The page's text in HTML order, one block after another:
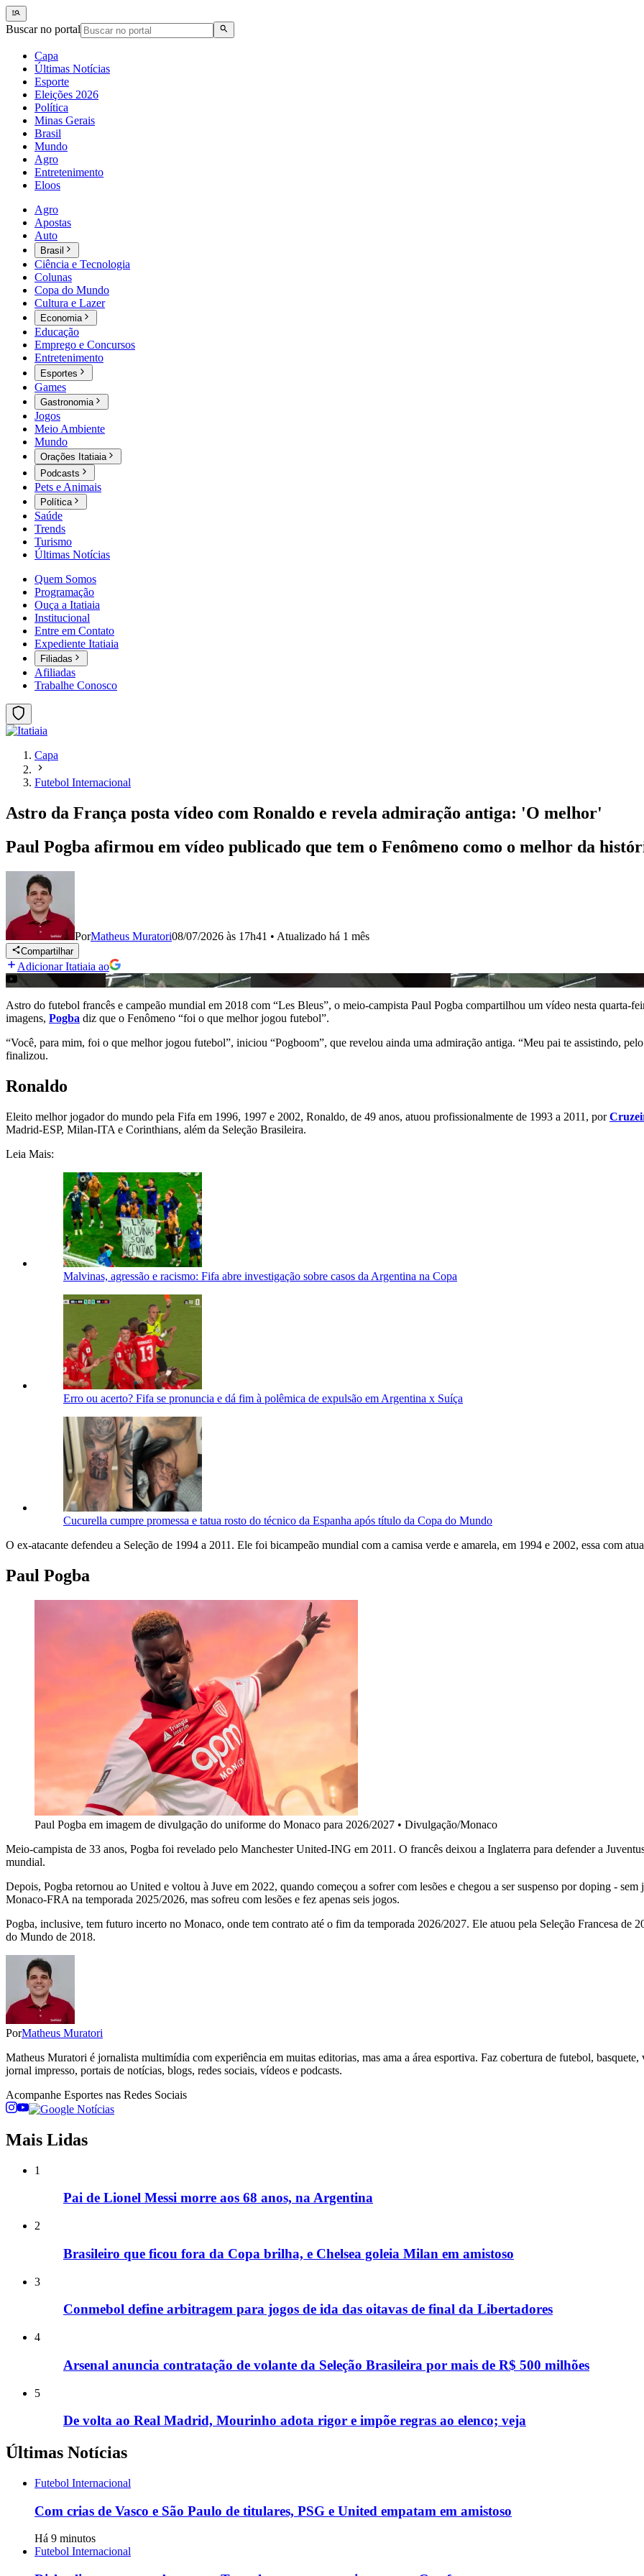
Buscar no portal
Capa
Últimas Notícias
Esporte
Eleições 2026
Política
Minas Gerais
Brasil
Mundo
Agro
Entretenimento
Eloos
Agro
Apostas
Auto
Brasil
Ciência e Tecnologia
Colunas
Copa do Mundo
Cultura e Lazer
Economia
Educação
Emprego e Concursos
Entretenimento
Esportes
Games
Gastronomia
Jogos
Meio Ambiente
Mundo
Orações Itatiaia
Podcasts
Pets e Animais
Política
Saúde
Trends
Turismo
Últimas Notícias
Quem Somos
Programação
Ouça a Itatiaia
Institucional
Entre em Contato
Expediente Itatiaia
Filiadas
Afiliadas
Trabalhe Conosco
Capa
Futebol Internacional
Astro da França posta vídeo com Ronaldo e revela admiração antiga: 'O melhor'
Paul Pogba afirmou em vídeo publicado que tem o Fenômeno como o melhor da
PorMatheus Muratori08/07/2026 às 17h41 • Atualizado há 1 mês
Compartilhar
Adicionar Itatiaia ao
Astro do futebol francês e campeão mundial em 2018 com “Les Bleus”, o meio-campista Paul Pogba compartilhou um vídeo nesta quarta-
imagens, Pogba diz que o Fenômeno “foi o que melhor jogou futebol”.
“Você, para mim, foi o que melhor jogou futebol”, iniciou “Pogboom”, que revelou ainda uma admiração antiga. “Meu pai te assistindo,
finalizou.
Ronaldo
Eleito melhor jogador do mundo pela Fifa em 1996, 1997 e 2002, Ronaldo, de 49 anos, atuou profissionalmente de 1993 a 2011, por
Madrid-ESP, Milan-ITA e Corinthians, além da Seleção Brasileira.
Leia Mais:
Malvinas, agressão e racismo: Fifa abre investigação sobre casos da Argentina na Copa
Erro ou acerto? Fifa se pronuncia e dá fim à polêmica de expulsão em Argentina x Suíça
Cucurella cumpre promessa e tatua rosto do técnico da Espanha após título da Copa do Mundo
O ex-atacante defendeu a Seleção de 1994 a 2011. Ele foi bicampeão mundial com a camisa verde e amarela, em 1994 e 2002, essa com
Paul Pogba
Paul Pogba em imagem de divulgação do uniforme do Monaco para 2026/2027 • Divulgação/Monaco
Meio-campista de 33 anos, Pogba foi revelado pelo Manchester United-ING em 2011. O francês deixou a Inglaterra para defender a
mundial.
Depois, Pogba retornou ao United e voltou à Juve em 2022, quando começou a sofrer com lesões e chegou a ser suspenso por doping -
Monaco-FRA na temporada 2025/2026, mas sofreu com lesões e fez apenas seis jogos.
Pogba, inclusive, tem futuro incerto no Monaco, onde tem contrato até o fim da temporada 2026/2027. Ele atuou pela Seleção Francesa de
do Mundo de 2018.
PorMatheus Muratori
Matheus Muratori é jornalista multimídia com experiência em muitas editorias, mas ama a área esportiva. Faz cobertura de futebol,
jornal impresso, portais de notícias, blogs, redes sociais, vídeos e podcasts.
Acompanhe Esportes nas Redes Sociais
Mais Lidas
1
Pai de Lionel Messi morre aos 68 anos, na Argentina
2
Brasileiro que ficou fora da Copa brilha, e Chelsea goleia Milan em amistoso
3
Conmebol define arbitragem para jogos de ida das oitavas de final da Libertadores
4
Arsenal anuncia contratação de volante da Seleção Brasileira por mais de R$ 500 milhões
5
De volta ao Real Madrid, Mourinho adota rigor e impõe regras ao elenco; veja
Últimas Notícias
Futebol Internacional
Com crias de Vasco e São Paulo de titulares, PSG e United empatam em amistoso
Há 9 minutos
Futebol Internacional